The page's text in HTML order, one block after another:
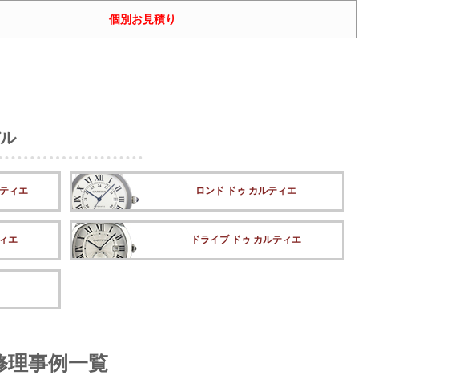
個別お見積り
ィエ ロンド ドゥ カルティエ
エ ドライブ ドゥ カルティエ
事例一覧